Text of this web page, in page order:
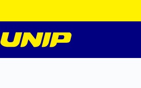
o
conteúdo